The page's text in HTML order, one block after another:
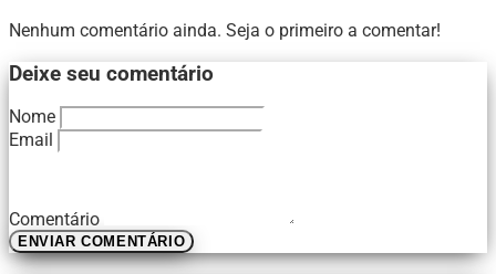
Nenhum comentário ainda. Seja o primeiro a comentar!
Deixe seu comentário
Nome
Email
Comentário
ENVIAR COMENTÁRIO